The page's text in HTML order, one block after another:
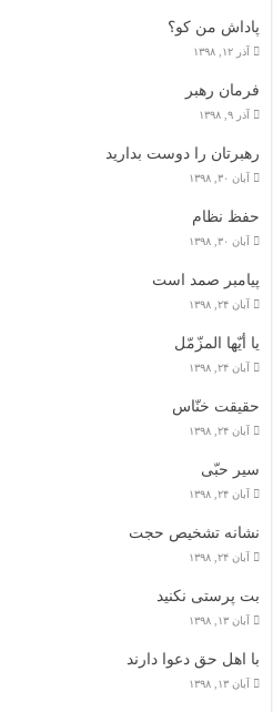
پاداش من کو؟
آذر ۱۲, ۱۳۹۸
فرمان رهبر
آذر ۹, ۱۳۹۸
رهبرتان را دوست بدارید
آبان ۳۰, ۱۳۹۸
حفظ نظام
آبان ۳۰, ۱۳۹۸
پیامبر صمد است
آبان ۲۴, ۱۳۹۸
یا أیّها المزّمّل
آبان ۲۴, ۱۳۹۸
حقیقت خنّاس
آبان ۲۴, ۱۳۹۸
سیر حبّی
آبان ۲۴, ۱۳۹۸
نشانه تشخیص حجت
آبان ۲۴, ۱۳۹۸
بت پرستی نکنید
آبان ۱۳, ۱۳۹۸
با اهل حق دعوا دارند
آبان ۱۳, ۱۳۹۸